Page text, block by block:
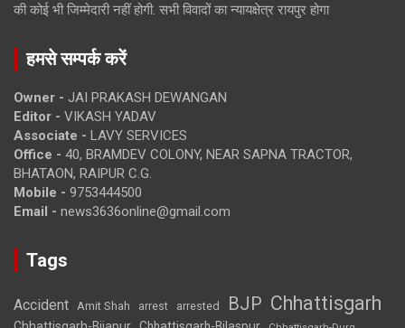
की कोई भी जिम्मेदारी नहीं होगी. सभी विवादों का न्यायक्षेत्र रायपुर होगा
हमसे सम्पर्क करें
Owner - JAI PRAKASH DEWANGAN
Editor - VIKASH YADAV
Associate - LAVY SERVICES
Office - 40, BRAMDEV COLONY, NEAR SAPNA TRACTOR,
BHATAON, RAIPUR C.G.
Mobile - 9753444500
Email - news3636online@gmail.com
Tags
Accident Amit Shah arrest arrested BJP Chhattisgarh